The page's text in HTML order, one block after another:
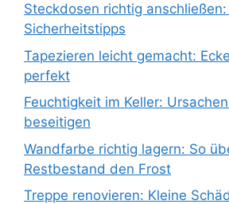
Steckdosen richtig
Sicherheitstipps
Tapezieren leicht gemacht:
perfekt
Feuchtigkeit im Keller:
beseitigen
Wandfarbe richtig lagern: So
Restbestand den Frost
Treppe renovieren: Kleine